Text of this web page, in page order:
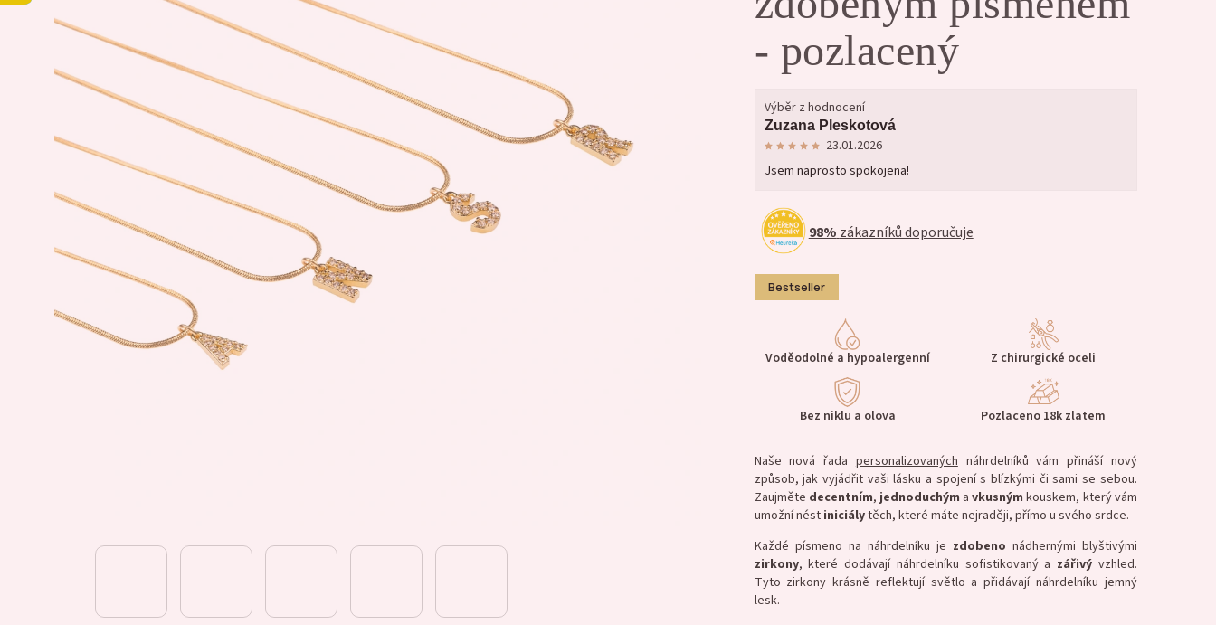
- pozlacený
Výběr z hodnocení
Zuzana Pleskotová
23.01.2026
Jsem naprosto spokojena!
98% zákazníků doporučuje
Bestseller
Voděodolné a hypoalergenní Z chirurgické oceli
Bez niklu a olova Pozlaceno 18k zlatem
Naše nová řadapersonalizovanýchnáhrdelníků vám přináší nový
způsob, jak vyjádřit vaši lásku a spojení s blízkými či sami se sebou.
Zaujměte decentním,jednoduchým avkusným kouskem, který vám
umožní nést iniciálytěch, které máte nejraději, přímo u svého srdce.
Každé písmeno na náhrdelníku je zdobeno nádhernými blyštivými
zirkony, které dodávají náhrdelníku sofistikovaný a zářivývzhled.
Tyto zirkony krásně reflektují světlo a přidávají náhrdelníku jemný
lesk.